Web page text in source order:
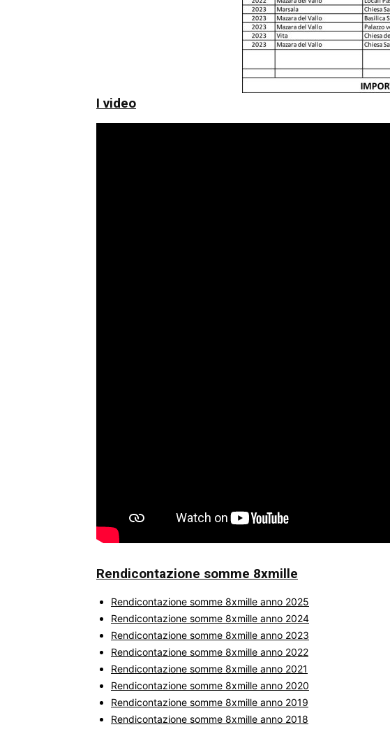
I video
Rendicontazione somme 8xmille
Rendicontazione somme 8xmille anno 2025
Rendicontazione somme 8xmille anno 2024
Rendicontazione somme 8xmille anno 2023
Rendicontazione somme 8xmille anno 2022
Rendicontazione somme 8xmille anno 2021
Rendicontazione somme 8xmille anno 2020
Rendicontazione somme 8xmille anno 2019
Rendicontazione somme 8xmille anno 2018